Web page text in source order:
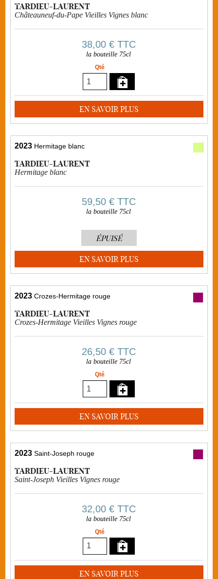
TARDIEU-LAURENT
Châteauneuf-du-Pape Vieilles Vignes blanc
38,00 €TTC
la bouteille 75cl
Qté
EN SAVOIR PLUS
2023 Hermitage blanc
TARDIEU-LAURENT
Hermitage blanc
59,50 €TTC
la bouteille 75cl
ÉPUISÉ
EN SAVOIR PLUS
2023 Crozes-Hermitage rouge
TARDIEU-LAURENT
Crozes-Hermitage Vieilles Vignes rouge
26,50 €TTC
la bouteille 75cl
Qté
EN SAVOIR PLUS
2023 Saint-Joseph rouge
TARDIEU-LAURENT
Saint-Joseph Vieilles Vignes rouge
32,00 €TTC
la bouteille 75cl
Qté
EN SAVOIR PLUS